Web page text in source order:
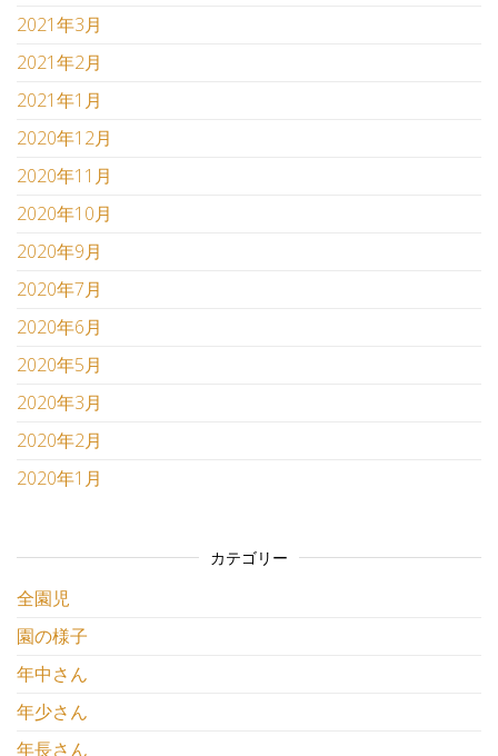
2021年3月
2021年2月
2021年1月
2020年12月
2020年11月
2020年10月
2020年9月
2020年7月
2020年6月
2020年5月
2020年3月
2020年2月
2020年1月
カテゴリー
全園児
園の様子
年中さん
年少さん
年長さん